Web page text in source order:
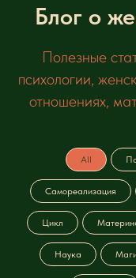
Блог о
Полезные
психологии,
отношениях,
All
Самореализация
Цикл
Наука